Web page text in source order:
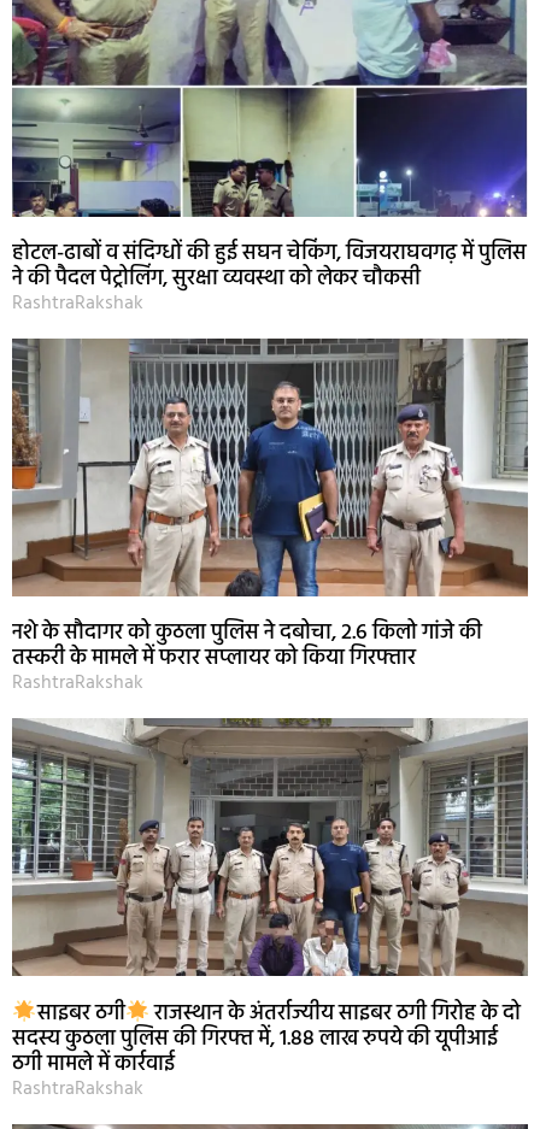
होटल-ढाबों व संदिग्धों की हुई सघन चेकिंग, विजयराघवगढ़ में पुलिस
ने की पैदल पेट्रोलिंग, सुरक्षा व्यवस्था को लेकर चौकसी
RashtraRakshak
नशे के सौदागर को कुठला पुलिस ने दबोचा, 2.6 किलो गांजे की
तस्करी के मामले में फरार सप्लायर को किया गिरफ्तार
RashtraRakshak
साइबर ठगी राजस्थान के अंतर्राज्यीय साइबर ठगी गिरोह के दो
सदस्य कुठला पुलिस की गिरफ्त में, 1.88 लाख रुपये की यूपीआई
ठगी मामले में कार्रवाई
RashtraRakshak